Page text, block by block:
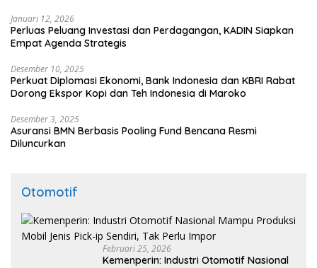
Januari 12, 2026
Perluas Peluang Investasi dan Perdagangan, KADIN Siapkan
Empat Agenda Strategis
Desember 10, 2025
Perkuat Diplomasi Ekonomi, Bank Indonesia dan KBRI Rabat
Dorong Ekspor Kopi dan Teh Indonesia di Maroko
Desember 3, 2025
Asuransi BMN Berbasis Pooling Fund Bencana Resmi
Diluncurkan
Otomotif
Februari 25, 2026
Kemenperin: Industri Otomotif Nasional